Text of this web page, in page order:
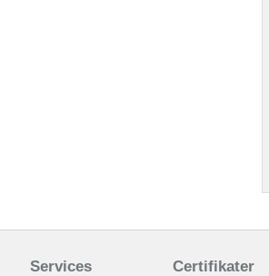
Services Certifikater